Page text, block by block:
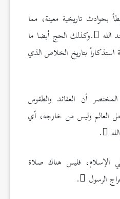
بحوادث تاريخية معينة، مما
.وكذلك الحج أيضا ما
استذكاراً بتاريخ الخلاص الذي
أن العقائد والطقوس
العالم وليس من خارجه، أي
.
الإسلام، فليس هناك صلاة
الرسول .